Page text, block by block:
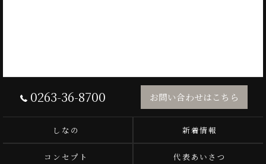
0263-36-8700 お問い合わせはこちら
しなの 新着情報
コンセプト 代表あいさつ